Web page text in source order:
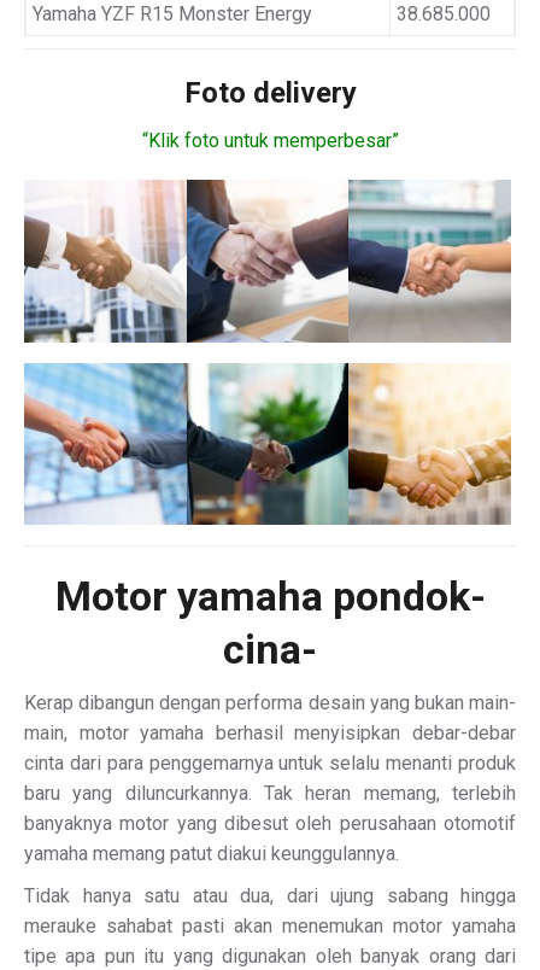
Yamaha YZF R15 Monster Energy 38.685.000
Foto delivery
“Klik foto untuk memperbesar”
Motor yamaha pondok-
cina-
Kerap dibangun dengan performa desain yang bukan main-
main, motor yamaha berhasil menyisipkan debar-debar
cinta dari para penggemarnya untuk selalu menanti produk
baru yang diluncurkannya. Tak heran memang, terlebih
banyaknya motor yang dibesut oleh perusahaan otomotif
yamaha memang patut diakui keunggulannya.
Tidak hanya satu atau dua, dari ujung sabang hingga
merauke sahabat pasti akan menemukan motor yamaha
tipe apa pun itu yang digunakan oleh banyak orang dari